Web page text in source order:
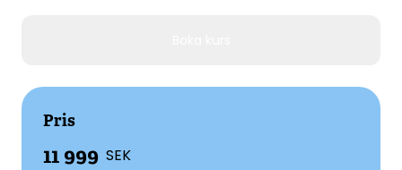
Pris
11 999 SEK